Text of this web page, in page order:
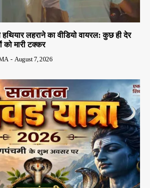
लहराने का वीडियो वायरल: कुछ ही देर
को मारी टक्कर
- August 7, 2026